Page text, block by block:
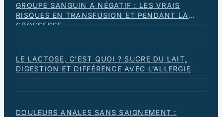
GROUPE SANGUIN A NÉGATIF : LES VRAIS
RISQUES EN TRANSFUSION ET PENDANT LA
GROSSESSE
LE LACTOSE, C’EST QUOI ? SUCRE DU LAIT,
DIGESTION ET DIFFÉRENCE AVEC L’ALLERGIE
DOULEURS ANALES SANS SAIGNEMENT :